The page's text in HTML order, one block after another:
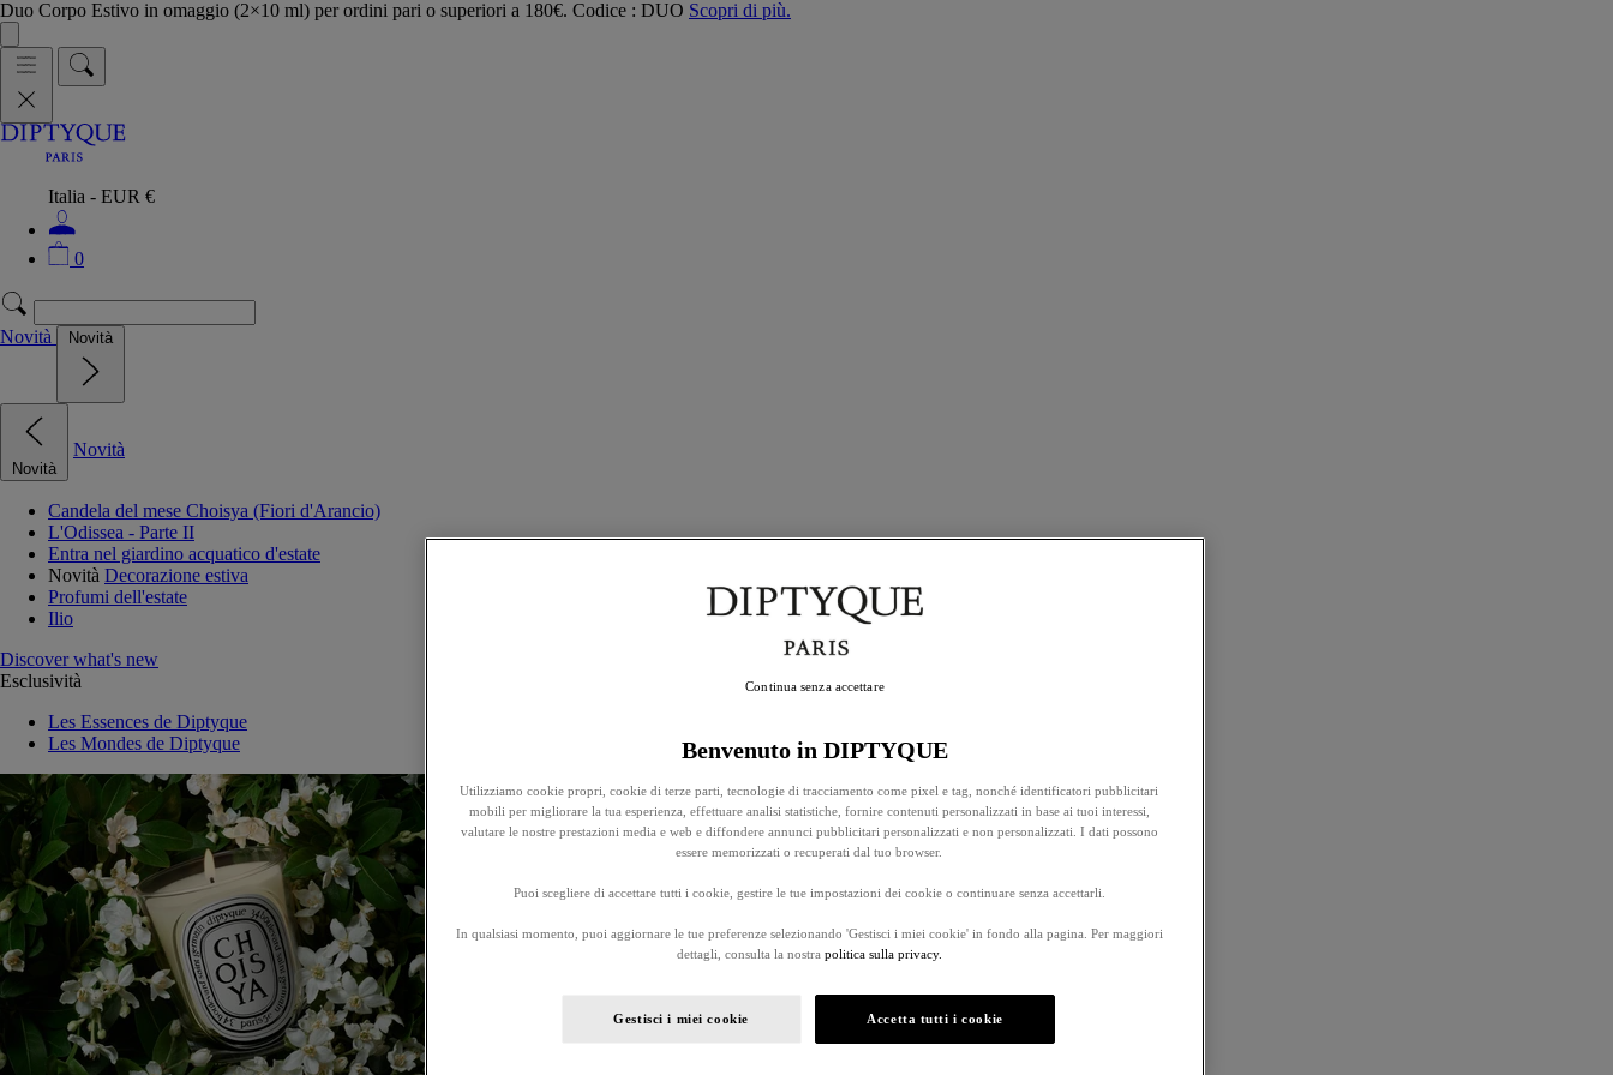
Duo Corpo Estivo in omaggio (2×10 ml) per ordini pari o superiori a 180€. Codice : DUO Scopri di più.
Italia - EUR €
0
Novità Novità
Novità
Novità
Candela del mese Choisya (Fiori d'Arancio)
L'Odissea - Parte II
Entra nel giardino acquatico d'estate
Novità Decorazione estiva
Profumi dell'estate
Ilio
Discover what's new
Esclusività
Les Essences de Diptyque
Les Mondes de Diptyque
Benvenuto in DIPTYQUE
Utilizziamo cookie propri, cookie di terze parti, tecnologie di tracciamento come pixel e tag, nonché identificatori pubblicitari
mobili per migliorare la tua esperienza, effettuare analisi statistiche, fornire contenuti personalizzati in base ai tuoi interessi,
valutare le nostre prestazioni media e web e diffondere annunci pubblicitari personalizzati e non personalizzati. I dati possono
essere memorizzati o recuperati dal tuo browser.
Puoi scegliere di accettare tutti i cookie, gestire le tue impostazioni dei cookie o continuare senza accettarli.
In qualsiasi momento, puoi aggiornare le tue preferenze selezionando 'Gestisci i miei cookie' in fondo alla pagina. Per maggiori
dettagli, consulta la nostra politica sulla privacy.
Gestisci i miei cookie Accetta tutti i cookie
Continua senza accettare